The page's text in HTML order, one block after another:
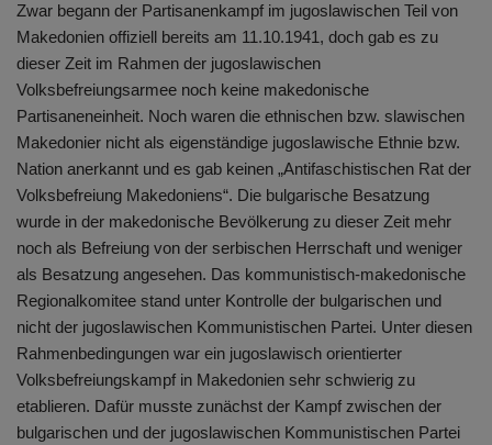
Zwar begann der Partisanenkampf im jugoslawischen Teil von
Makedonien offiziell bereits am 11.10.1941, doch gab es zu
dieser Zeit im Rahmen der jugoslawischen
Volksbefreiungsarmee noch keine makedonische
Partisaneneinheit. Noch waren die ethnischen bzw. slawischen
Makedonier nicht als eigenständige jugoslawische Ethnie bzw.
Nation anerkannt und es gab keinen „Antifaschistischen Rat der
Volksbefreiung Makedoniens“. Die bulgarische Besatzung
wurde in der makedonische Bevölkerung zu dieser Zeit mehr
noch als Befreiung von der serbischen Herrschaft und weniger
als Besatzung angesehen. Das kommunistisch-makedonische
Regionalkomitee stand unter Kontrolle der bulgarischen und
nicht der jugoslawischen Kommunistischen Partei. Unter diesen
Rahmenbedingungen war ein jugoslawisch orientierter
Volksbefreiungskampf in Makedonien sehr schwierig zu
etablieren. Dafür musste zunächst der Kampf zwischen der
bulgarischen und der jugoslawischen Kommunistischen Partei